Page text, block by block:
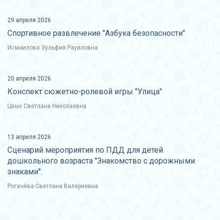
29 апреля 2026
Спортивное развлечение "Азбука безопасности"
Исмаилова Зульфия Рауиловна
20 апреля 2026
Конспект сюжетно-ролевой игры "Улица"
Цвых Светлана Николаевна
13 апреля 2026
Сценарий мероприятия по ПДД для детей
дошкольного возраста "Знакомство с дорожными
знаками".
Рогачёва Светлана Валериевна